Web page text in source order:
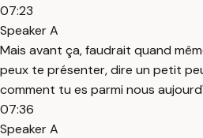
07:23
Speaker A
Mais avant ça, faudrait quand
peux te présenter, dire un petit
comment tu es parmi nous
07:36
Speaker A